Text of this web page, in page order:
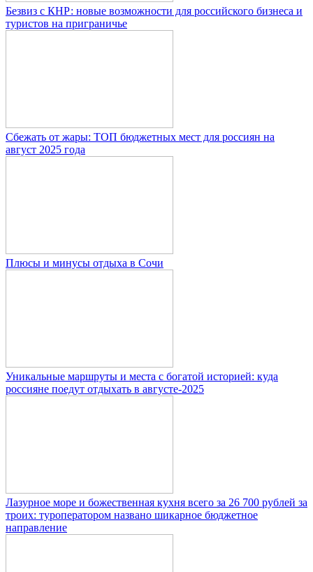
Безвиз с КНР: новые возможности для российского бизнеса и
туристов на приграничье
Сбежать от жары: ТОП бюджетных мест для россиян на
август 2025 года
Плюсы и минусы отдыха в Сочи
Уникальные маршруты и места с богатой историей: куда
россияне поедут отдыхать в августе-2025
Лазурное море и божественная кухня всего за 26 700 рублей за
троих: туроператором названо шикарное бюджетное
направление